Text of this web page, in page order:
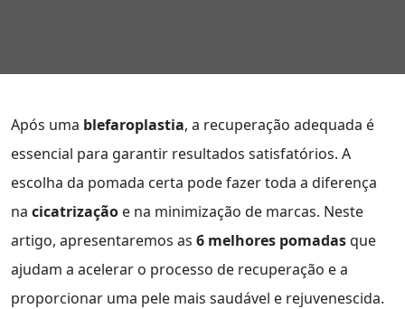
Após uma blefaroplastia, a recuperação adequada é
essencial para garantir resultados satisfatórios. A
escolha da pomada certa pode fazer toda a diferença
na cicatrização e na minimização de marcas. Neste
artigo, apresentaremos as 6 melhores pomadasque
ajudam a acelerar o processo de recuperação e a
proporcionar uma pele mais saudável e rejuvenescida.